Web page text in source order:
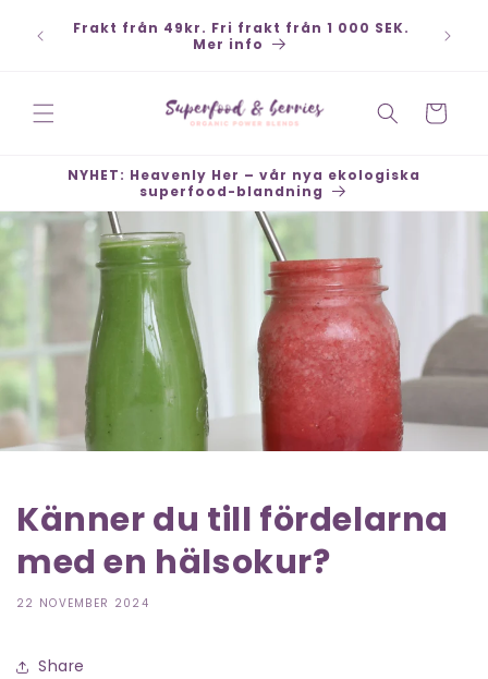
till
Betala säkert med Klarna, Swish, Kort,
PayPal - Snabba leveranser - Öppet köp 30
dagar
Varukorg
NYHET: Heavenly Her – vår nya ekologiska
superfood-blandning
Känner du till fördelarna
med en hälsokur?
22 NOVEMBER 2024
Share